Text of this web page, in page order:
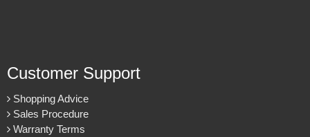
Customer Support
Shopping Advice
Sales Procedure
Warranty Terms